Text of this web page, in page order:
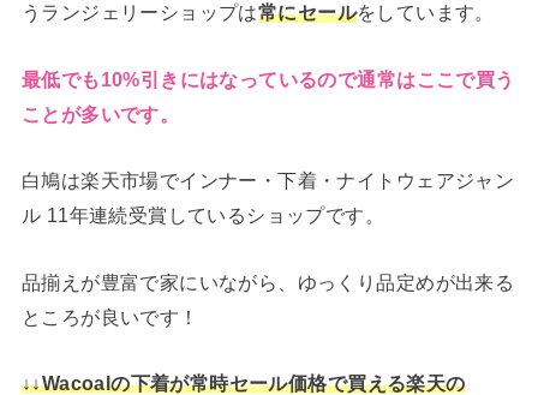
うランジェリーショップは常にセールをしています。
最低でも10%引きにはなっているので通常はここで買う
ことが多いです。
白鳩は楽天市場でインナー・下着・ナイトウェアジャン
ル 11年連続受賞しているショップです。
品揃えが豊富で家にいながら、ゆっくり品定めが出来る
ところが良いです！
↓↓Wacoalの下着が常時セール価格で買える楽天の